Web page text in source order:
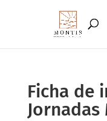
Ficha de